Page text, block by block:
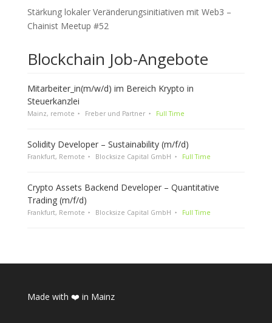
Stärkung lokaler Veränderungsinitiativen mit Web3 –
Chainist Meetup #52
Blockchain Job-Angebote
Mitarbeiter_in(m/w/d) im Bereich Krypto in
Steuerkanzlei
Mainz, remote Freber und Partner Full Time
Solidity Developer – Sustainability (m/f/d)
Frankfurt, Remote Blocksize Capital GmbH Full Time
Crypto Assets Backend Developer – Quantitative
Trading (m/f/d)
Frankfurt, Remote Blocksize Capital GmbH Full Time
Made with ❤️ in Mainz